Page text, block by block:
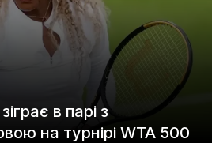
в парі з
на турнірі WTA 500